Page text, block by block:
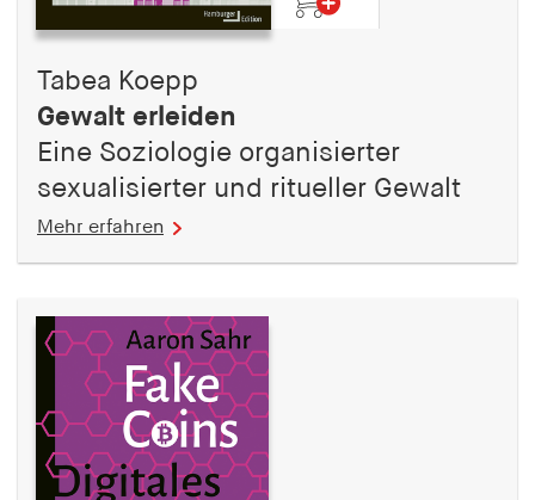
Tabea Koepp
Gewalt erleiden
Eine Soziologie organisierter
sexualisierter und ritueller Gewalt
Mehr erfahren